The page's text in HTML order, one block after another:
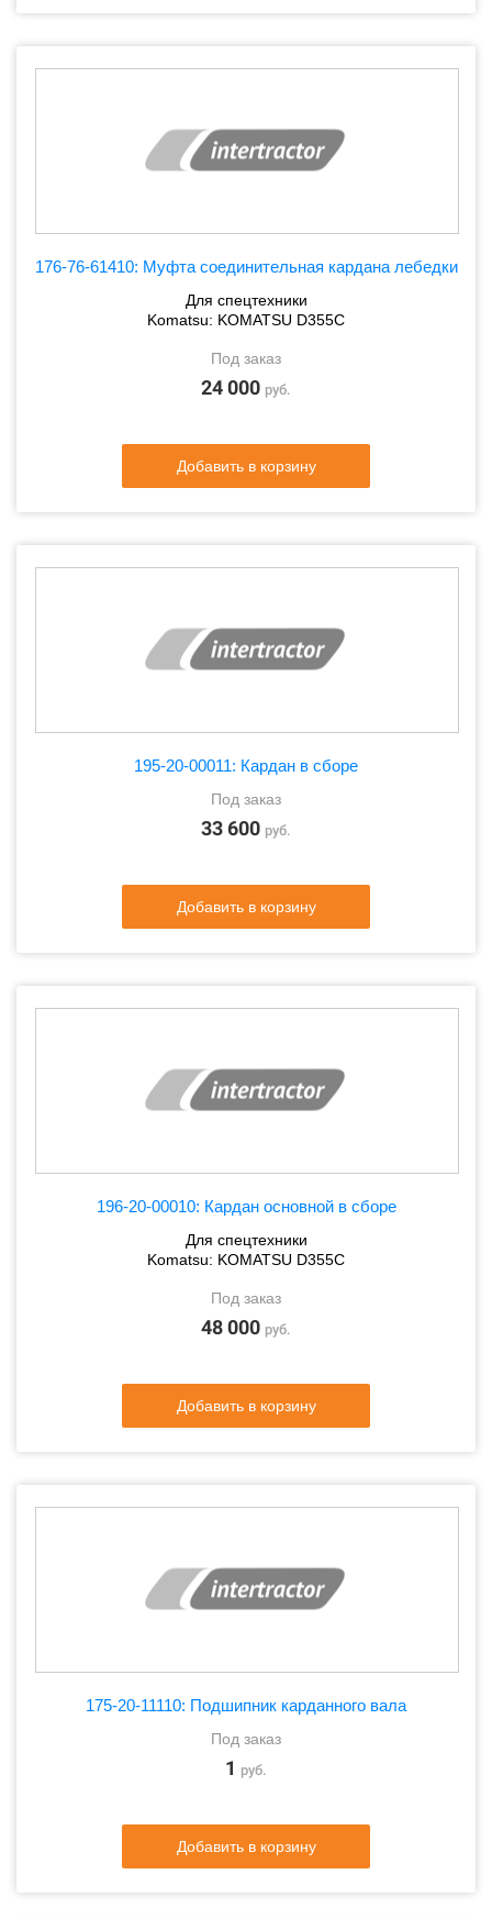
176-76-61410: Муфта соединительная кардана лебедки
Для спецтехники
Komatsu: KOMATSU D355C
Под заказ
24 000 руб.
Добавить в корзину
195-20-00011: Кардан в сборе
Под заказ
33 600 руб.
Добавить в корзину
196-20-00010: Кардан основной в сборе
Для спецтехники
Komatsu: KOMATSU D355C
Под заказ
48 000 руб.
Добавить в корзину
175-20-11110: Подшипник карданного вала
Под заказ
1 руб.
Добавить в корзину